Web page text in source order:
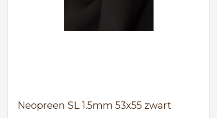
Neopreen SL 1.5mm 53x55 zwart